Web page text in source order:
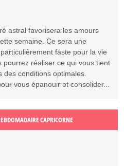
astral favorisera les amours
semaine. Ce sera une
faste pour la vie
pourrez réaliser ce qui vous tient
des conditions optimales.
vous épanouir et consolider...
CAPRICORNE